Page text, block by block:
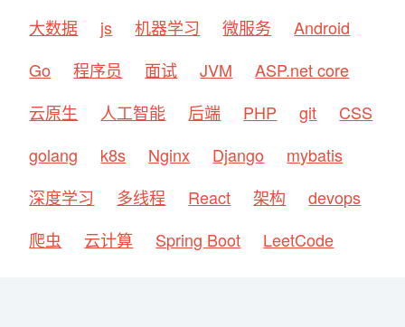
大数据
js 机器学习 微服务
Android
Go
程序员 面试 JVM
ASP.net core
云原生
人工智能 后端 PHP git
CSS
golang
k8s Nginx Django
mybatis
深度学习
多线程 React 架构
devops
爬虫
云计算 Spring Boot LeetCode